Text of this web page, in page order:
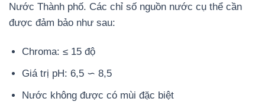
Nước Thành phố. Các chỉ số nguồn nước cụ thể cần
được đảm bảo như sau:
Chroma: ≤ 15 độ
Giá trị pH: 6,5 ∽ 8,5
Nước không được có mùi đặc biệt